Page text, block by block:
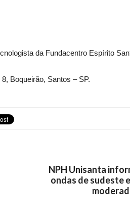
da Fundacentro Espírito
Boqueirão, Santos – SP.
NPH Unisanta
ondas de sudeste